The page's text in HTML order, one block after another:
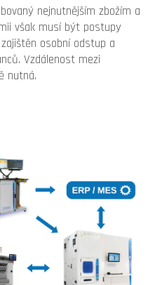
nejnutnějším zbožím a
však musí být postupy
osobní odstup a
Vzdálenost mezi
nutná.